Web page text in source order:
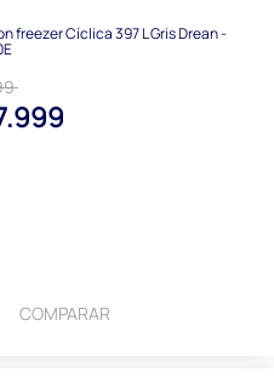
freezer Cíclica 397 L Gris Drean -
COMPARAR